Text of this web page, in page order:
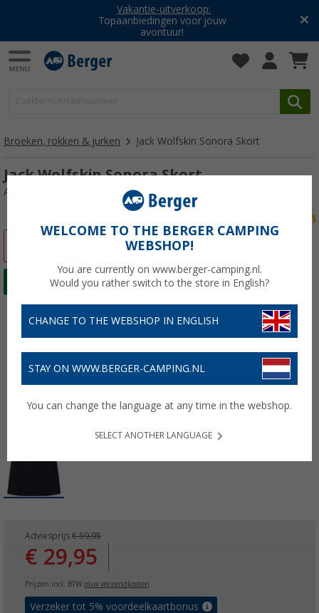
Vakantie-uitverkoop:
Topaanbiedingen voor jouw
avontuur!
Broeken, rokken & jurken Jack Wolfskin Sonora Skort
Jack Wolfskin Sonora Skort
Artikelnr: 64121046
Adviesprijs € 59,95
€ 29,95
Prijzen incl. BTW plus verzendkosten
Verzeker tot 5% voordeelkaartbonus
WELCOME TO THE BERGER CAMPING
WEBSHOP!
You are currently on www.berger-camping.nl.
Would you rather switch to the store in English?
CHANGE TO THE WEBSHOP IN ENGLISH
STAY ON WWW.BERGER-CAMPING.NL
You can change the language at any time in the webshop.
SELECT ANOTHER LANGUAGE